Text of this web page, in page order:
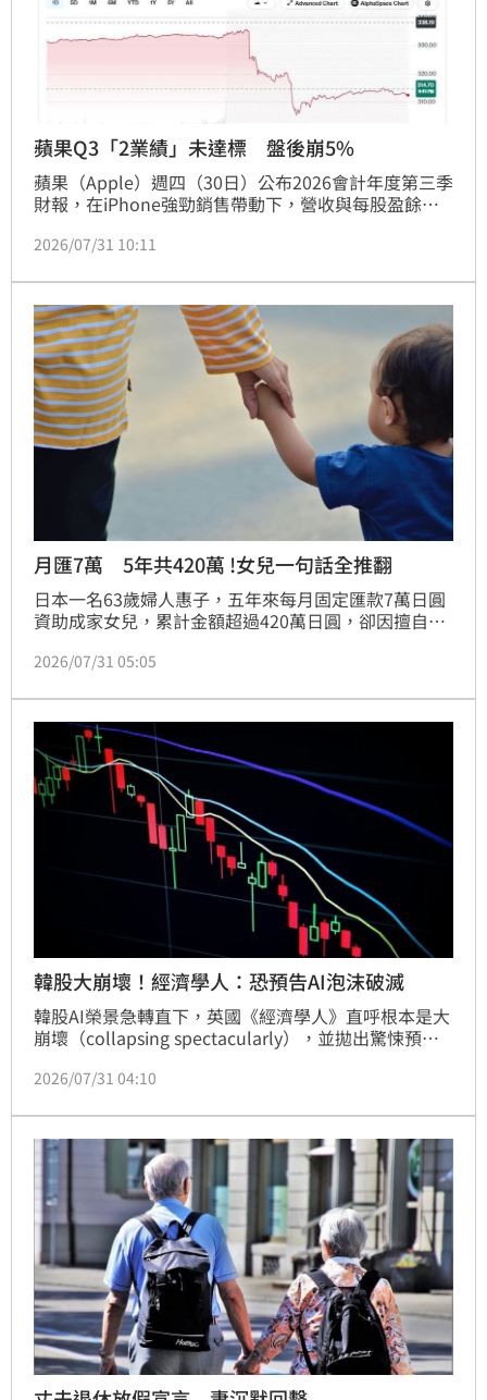
蘋果Q3「2業績」未達標 盤後崩5%
蘋果（Apple）週四（30日）公布2026會計年度第三季
財報，在iPhone強勁銷售帶動下，營收與每股盈餘雙
未達標，引爆失望性賣壓，盤後股價重挫逾5%至314.7
2026/07/31 10:11
月匯7萬 5年共420萬 !女兒一句話全推翻
日本一名63歲婦人惠子，五年來每月固定匯款7萬日圓
資助成家女兒，累計金額超過420萬日圓，卻因擅自贈
案例凸顯高齡族群在金援子女時，若缺乏明確溝通與界
休金管理風險。財經專家提醒，長壽時代面臨通膨壓
力，退休族在資助子女前應先精算資助總額對退休資產
的影響，並針對大額贈禮與教養決策事先與子女協商，
避免以金錢換取介入權，唯有建立尊重與適度的財務邊
界，才能在維持親情互動的同時，確保晚年生活的經濟
穩定與保障。
2026/07/31 05:05
韓股大崩壞！經濟學人：恐預告AI泡沫破滅
韓股AI榮景急轉直下，英國《經濟學人》直呼根本是大
崩壞（collapsing spectacularly），並拋出驚悚預
（這恐怕是即將到來之事的凶兆）。文章插圖更是直
滅，當中的晶片與記憶體全被拋出，凸顯了AI泡沫的虛
幻與終結。
2026/07/31 04:10